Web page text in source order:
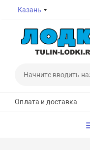
Казань
Оплата и доставка